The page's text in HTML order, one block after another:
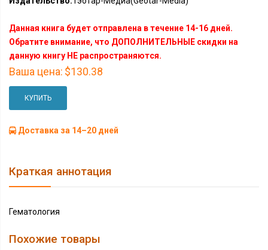
Данная книга будет отправлена в течение 14-16 дней.
Обратите внимание, что ДОПОЛНИТЕЛЬНЫЕ скидки на
данную книгу НЕ распространяются.
Ваша цена: $130.38
КУПИТЬ
Доставка за 14–20 дней
Краткая аннотация
Гематология
Похожие товары